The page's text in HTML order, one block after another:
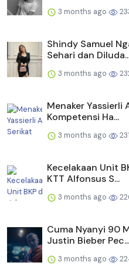
3 months ago
Shindy Samuel
Sehari dan
3 months ago
Menaker Yassierli
Kompetensi Ha...
3 months ago 231
Kecelakaan Unit
KTT Alfonsus S...
3 months ago
Cuma Nyanyi 90
Justin Bieber Pec...
3 months ago